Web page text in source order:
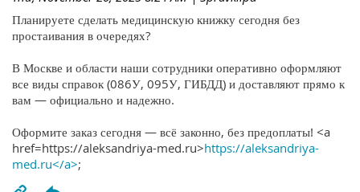
Планируете сделать медицинскую книжку сегодня без
простаивания в очередях?
В Москве и области наши сотрудники оперативно оформляют
все виды справок (086У, 095У, ГИБДД) и доставляют прямо к
вам — официально и надежно.
Оформите заказ сегодня — всё законно, без предоплаты! <a
href=https://aleksandriya-med.ru>https://aleksandriya-
med.ru</a>;